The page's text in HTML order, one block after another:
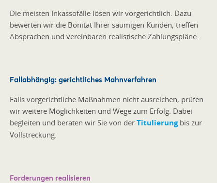
Die meisten Inkassofälle lösen wir vorgerichtlich. Dazu
bewerten wir die Bonität Ihrer säumigen Kunden, treffen
Absprachen und vereinbaren realistische Zahlungspläne.
Fallabhängig: gerichtliches Mahnverfahren
Falls vorgerichtliche Maßnahmen nicht ausreichen, prüfen
wir weitere Möglichkeiten und Wege zum Erfolg. Dabei
begleiten und beraten wir Sie von der Titulierungbis zur
Vollstreckung.
Forderungen realisieren